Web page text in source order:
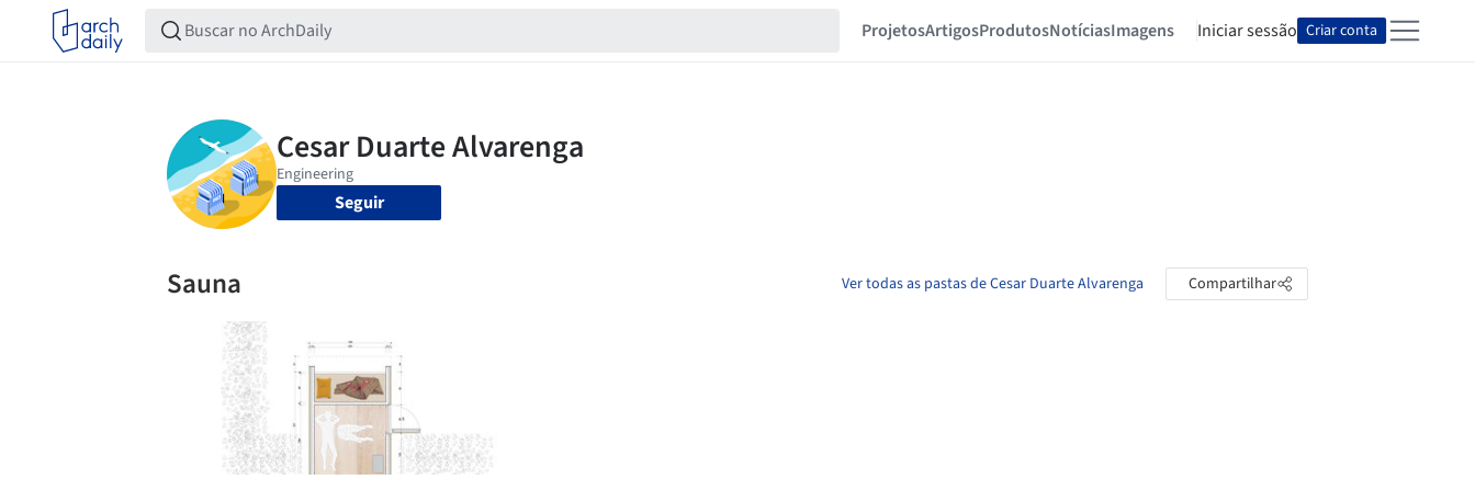
ProjetosArtigosProdutosNotíciasImagens Iniciar sessão Criar conta
Seguir
Sauna Ver todas as pastas de Cesar Duarte Alvarenga Compartilhar